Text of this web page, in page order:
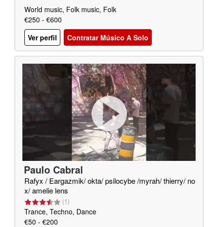
World music, Folk music, Folk
€250 - €600
Ver perfil
Contratar Músico A Solo
Paulo Cabral
Rafyx / Eargazmik/ okta/ psilocybe /myrah/ thierry/ no
x/ amelie lens
(1)
Trance, Techno, Dance
€50 - €200